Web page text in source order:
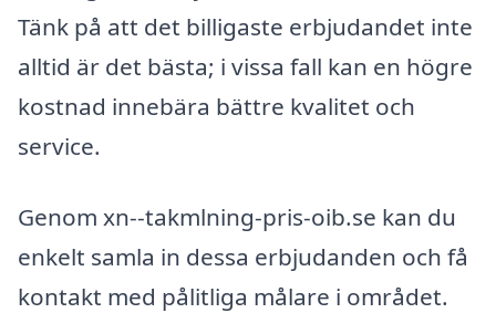
Tänk på att det billigaste erbjudandet inte
alltid är det bästa; i vissa fall kan en högre
kostnad innebära bättre kvalitet och
service.
Genom xn--takmlning-pris-oib.se kan du
enkelt samla in dessa erbjudanden och få
kontakt med pålitliga målare i området.